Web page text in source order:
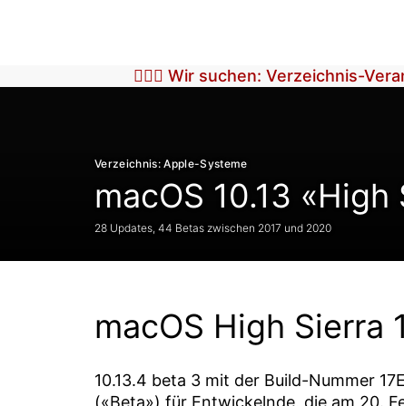
🕵🏼‍♀️ Wir suchen: Verzeichnis-
Verzeichnis: Apple-Systeme
macOS 10.13 «High
28 Updates, 44 Betas zwischen 2017 und 2020
macOS High Sierra
10.13.4 beta 3mit der Build-Nummer
(«Beta») für Entwickelnde, die am 20.